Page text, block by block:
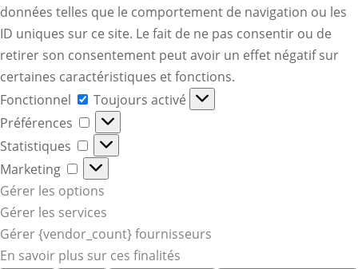
données telles que le comportement de navigation ou les
ID uniques sur ce site. Le fait de ne pas consentir ou de
retirer son consentement peut avoir un effet négatif sur
certaines caractéristiques et fonctions.
Fonctionnel
Fonctionnel
Toujours activé
Préférences
Préférences
Statistiques
Statistiques
Marketing
Marketing
Gérer les options
Gérer les services
Gérer {vendor_count} fournisseurs
En savoir plus sur ces finalités